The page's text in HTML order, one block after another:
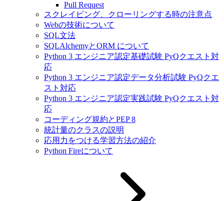
Pull Request
スクレイピング、クローリングする時の注意点
Webの技術について
SQL文法
SQLAlchemyとORM について
Python 3 エンジニア認定基礎試験 PyQクエスト対
応
Python 3 エンジニア認定データ分析試験 PyQクエ
スト対応
Python 3 エンジニア認定実践試験 PyQクエスト対
応
コーディング規約とPEP 8
統計量のクラスの説明
応用力をつける学習方法の紹介
Python Fireについて